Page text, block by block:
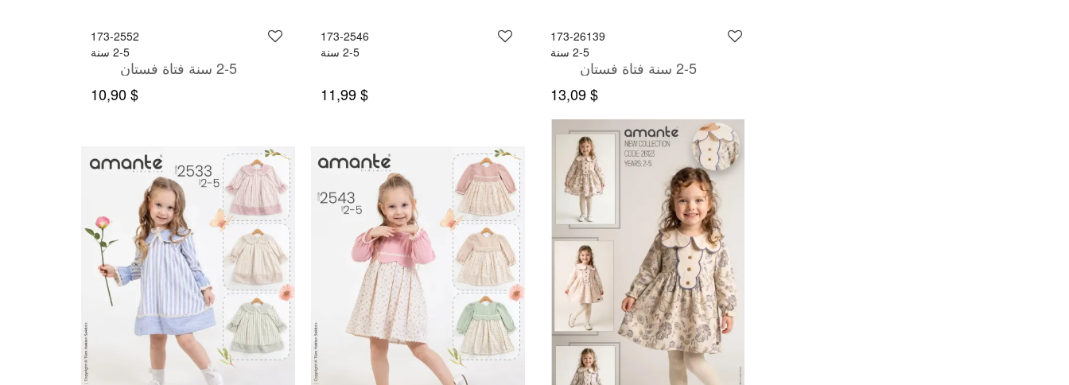
173-2552
2-5 سنة
2-5 سنة فتاة فستان
$ 10,90
173-2546
2-5 سنة
$ 11,99
173-26139
2-5 سنة
2-5 سنة فتاة فستان
$ 13,09